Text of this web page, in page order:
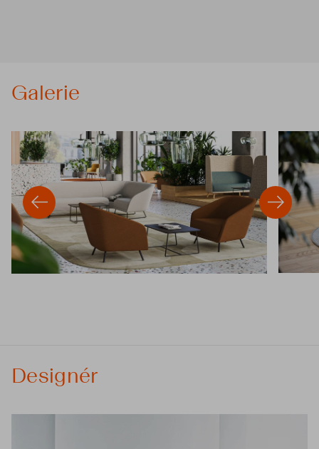
Galerie
Designér